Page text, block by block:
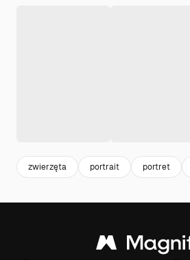
zwierzęta portrait portret